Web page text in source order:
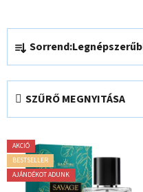
T
r
m
k
e
k
r
Sorrend:
SZŰRŐ MEGNYITÁSA
T
e
r
AKCIÓ
BESTSELLER
AJÁNDÉKOT ADUNK